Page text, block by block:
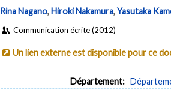
Rina Nagano,Hiroki Nakamura,Yasutaka
Communication écrite (2012)
Un lien externe est disponible pour ce
Département: